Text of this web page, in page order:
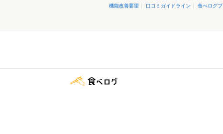
機能改善要望 | 口コミガイドライン | 食べログ